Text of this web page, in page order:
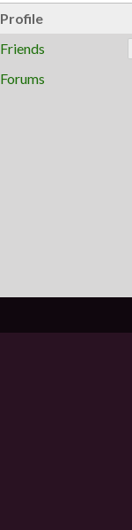
Profile
Friends
Forums